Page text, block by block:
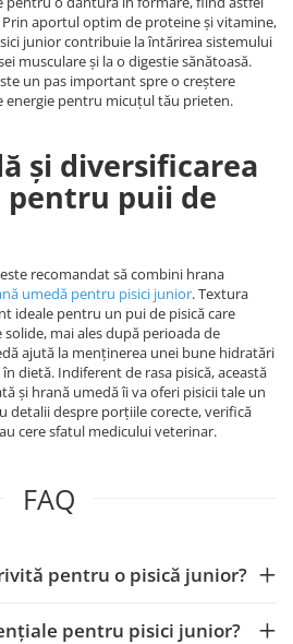
aportul optim de proteine și vitamine,
junior contribuie la întărirea sistemului
musculare și la o digestie sănătoasă.
un pas important spre o creștere
energie pentru micuțul tău prieten.
și diversificarea
puii de
recomandat să combini hrana
umedă pentru pisici junior. Textura
ideale pentru un pui de pisică care
mai ales după perioada de
ajută la menținerea unei bune hidratări
dietă. Indiferent de rasa pisică, această
și hrană umedă îi va oferi pisicii tale un
detalii despre porțiile corecte, verifică
cere sfatul medicului veterinar.
FAQ
pentru o pisică junior?
pentru pisici junior?